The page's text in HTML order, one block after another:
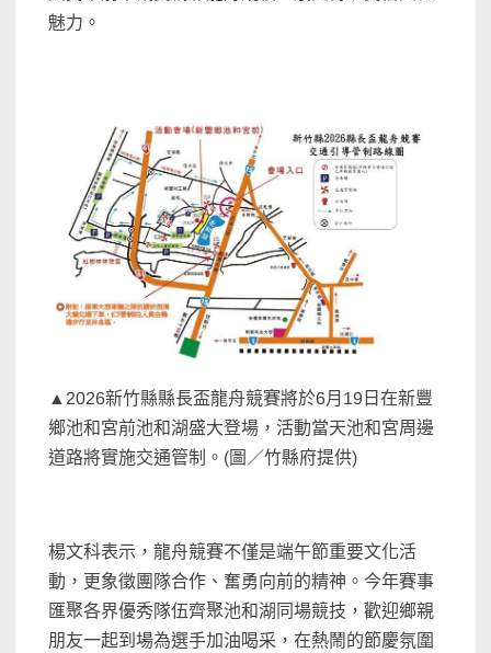
魅力。
▲2026新竹縣縣長盃龍舟競賽將於6月19日在新豐
鄉池和宮前池和湖盛大登場，活動當天池和宮周邊
道路將實施交通管制。(圖／竹縣府提供)
楊文科表示，龍舟競賽不僅是端午節重要文化活
動，更象徵團隊合作、奮勇向前的精神。今年賽事
匯聚各界優秀隊伍齊聚池和湖同場競技，歡迎鄉親
朋友一起到場為選手加油喝采，在熱鬧的節慶氛圍